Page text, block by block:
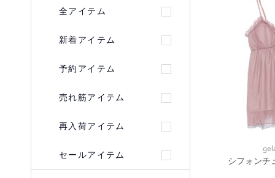
全アイテム
新着アイテム
予約アイテム
売れ筋アイテム
再入荷アイテム
セールアイテム
シフォンチ